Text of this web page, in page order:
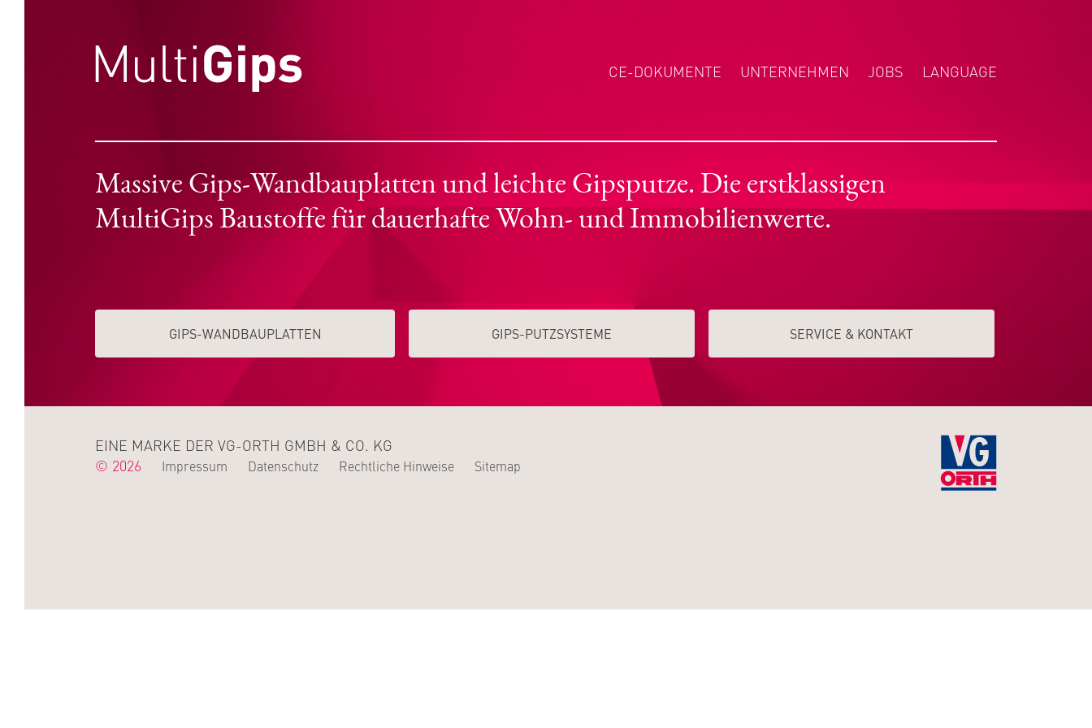
CE-DOKUMENTE UNTERNEHMEN JOBS
LANGUAGE
Massive Gips-Wandbauplatten und leichte Gipsputze. Die erstklassigen
MultiGips Baustoffe für dauerhafte Wohn- und Immobilienwerte.
GIPS-WAND­­BAUPLATTEN GIPS-PUTZSYSTEME SERVICE & KONTAKT
EINE MARKE DER VG-ORTH GMBH & CO. KG
© 2026
Impressum Datenschutz Rechtliche Hinweise Sitemap